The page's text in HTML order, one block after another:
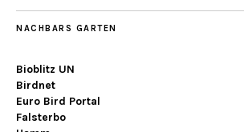
NACHBARS GARTEN
Bioblitz UN
Birdnet
Euro Bird Portal
Falsterbo